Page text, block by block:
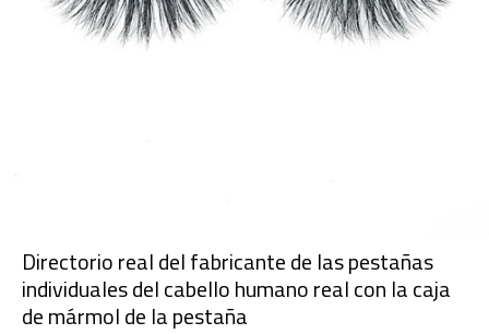
Directorio real del fabricante de las pestañas
individuales del cabello humano real con la caja
de mármol de la pestaña